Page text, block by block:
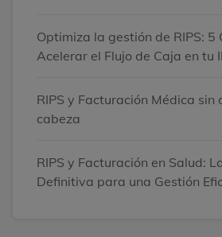
Optimiza la gestión de RIPS: 5
Acelerar el Flujo de Caja en tu
RIPS y Facturación Médica sin
cabeza
RIPS y Facturación en Salud:
Definitiva para una Gestión